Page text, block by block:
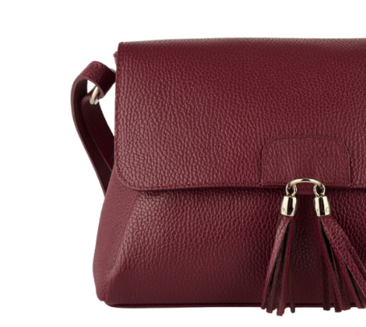
Genți Portocalii
Genți Taupe
Genți Turcoaz